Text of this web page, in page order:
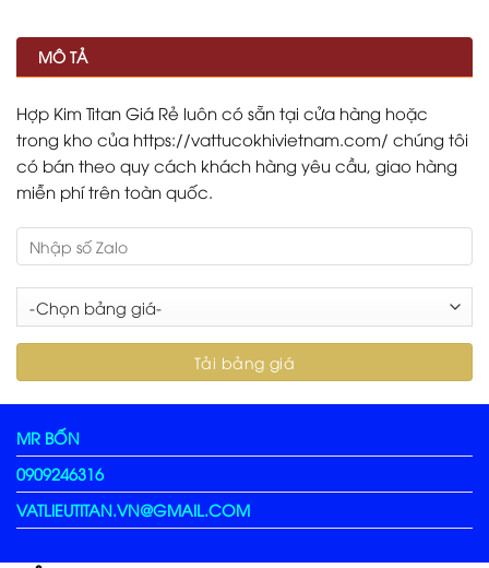
MÔ TẢ
Hợp Kim Titan Giá Rẻ luôn có sẵn tại cửa hàng hoặc
trong kho của https://vattucokhivietnam.com/ chúng tôi
có bán theo quy cách khách hàng yêu cầu, giao hàng
miễn phí trên toàn quốc.
MR BỐN
0909246316
VATLIEUTITAN.VN@GMAIL.COM